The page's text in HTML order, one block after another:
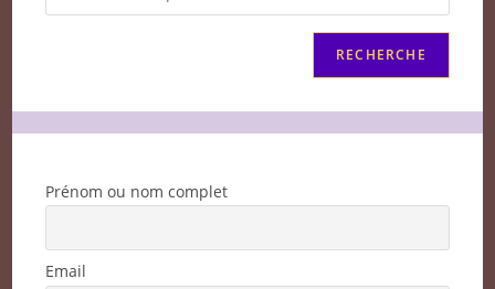
RECHERCHE
Prénom ou nom complet
Email